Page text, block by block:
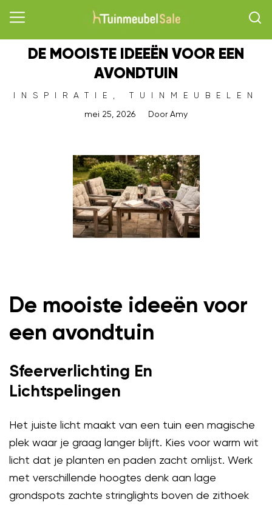
DE MOOISTE IDEEËN VOOR EEN
AVONDTUIN
INSPIRATIE
TUINMEUBELEN
mei 25, 2026
DoorAmy
De mooiste ideeën voor
een avondtuin
Sfeerverlichting En
Lichtspelingen
Het juiste licht maakt van een tuin een magische
plek waar je graag langer blijft. Kies voor warm wit
licht dat je planten en paden zacht omlijst. Werk
met verschillende hoogtes denk aan lage
grondspots zachte stringlights boven de zithoek